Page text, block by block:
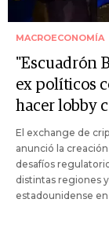
MACROECONOMÍA
"Escuadrón
ex políticos
hacer lobby
El exchange de
anunció la
desafíos
distintas regiones
estadounidense en